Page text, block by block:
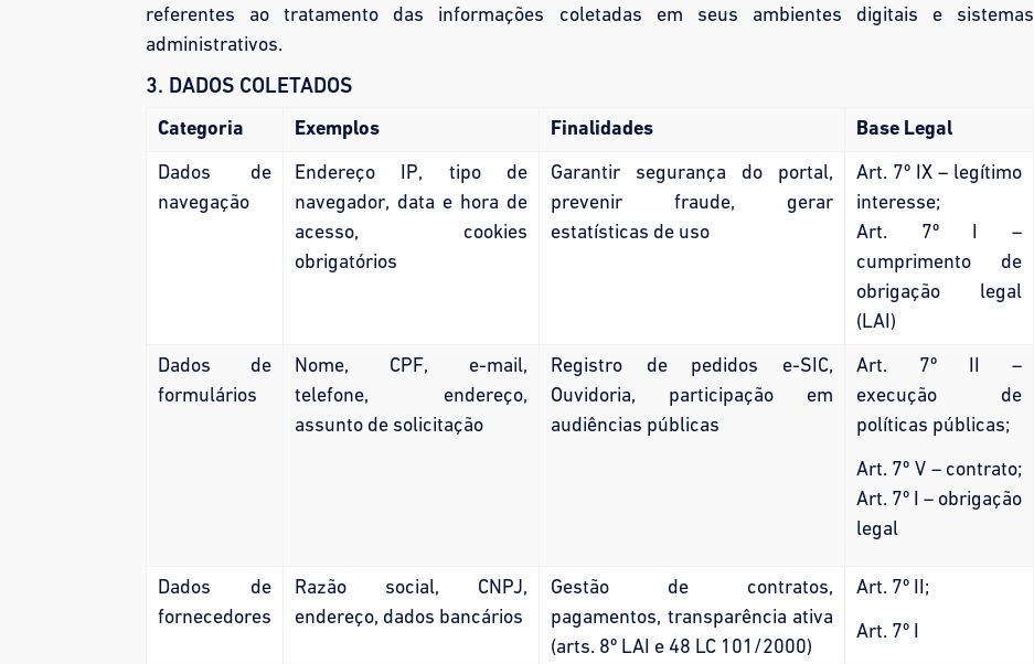
referentes ao tratamento das informações coletadas em seus ambientes digitais e sistemas
administrativos.
3. DADOS COLETADOS
Categoria Exemplos Finalidades Base Legal
Dados de
navegação
Endereço IP, tipo de
navegador, data e hora de
acesso, cookies
obrigatórios
Garantir segurança do portal,
prevenir fraude, gerar
estatísticas de uso
Art. 7º IX – legítimo
interesse;
Art. 7º I –
cumprimento de
obrigação legal
(LAI)
Dados de
formulários
Nome, CPF, e-mail,
telefone, endereço,
assunto de solicitação
Registro de pedidos e-SIC,
Ouvidoria, participação em
audiências públicas
Art. 7º II –
execução de
políticas públicas;
Art. 7º V – contrato;
Art. 7º I – obrigação
legal
Dados de
fornecedores
Razão social, CNPJ,
endereço, dados bancários
Gestão de contratos,
pagamentos, transparência ativa
(arts. 8º LAI e 48 LC 101/2000)
Art. 7º II;
Art. 7º I